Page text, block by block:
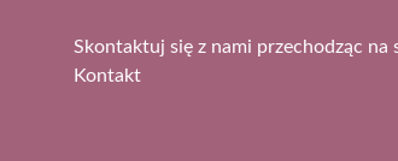
Skontaktuj się z nami przechodząc na
Kontakt